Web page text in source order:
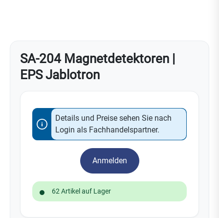
SA-204 Magnetdetektoren |
EPS Jablotron
Details und Preise sehen Sie nach
Login als Fachhandelspartner.
Anmelden
62 Artikel auf Lager